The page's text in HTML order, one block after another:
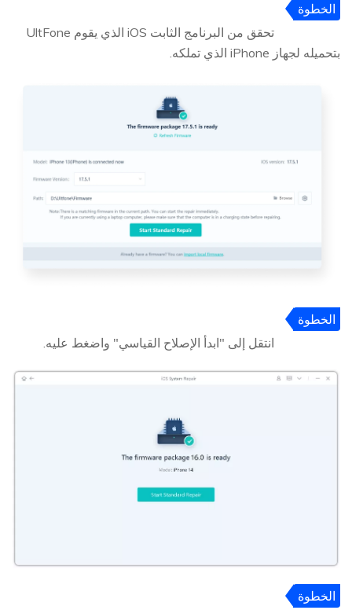
الخطوة
تحقق من البرنامج الثابت iOS الذي يقوم UltFone
بتحميله لجهاز iPhone الذي تملكه.
الخطوة
انتقل إلى "ابدأ الإصلاح القياسي" واضغط عليه.
الخطوة